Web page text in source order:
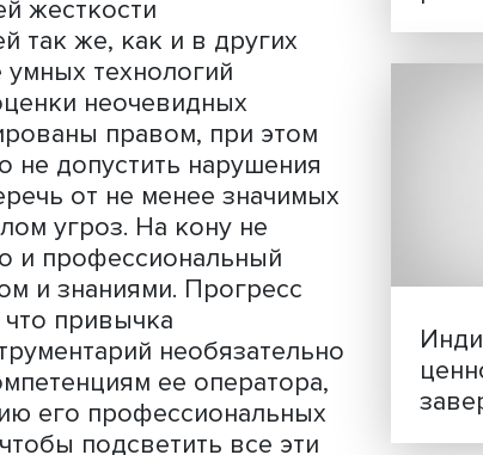
цена ошибки очень
снизить риски не только для
устойчивость и надежность
решения рутинных задач, так и
решений. Вместе с тем
проблему рутинизации труда,
диагностических и
новых вызовов, связанных
предвзятостью,
нарушением принципа
всей жесткости
в ней так же, как и в других
умных технологий